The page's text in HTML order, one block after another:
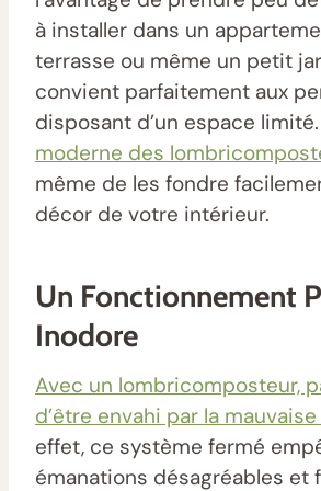
à installer dans un
terrasse ou même un petit
convient parfaitement aux
disposant d’un espace
moderne des
même de les fondre
décor de votre intérieur.
Un Fonctionnement
Inodore
Avec un lombricomposteur,
d’être envahi par la
effet, ce système fermé
émanations désagréables et